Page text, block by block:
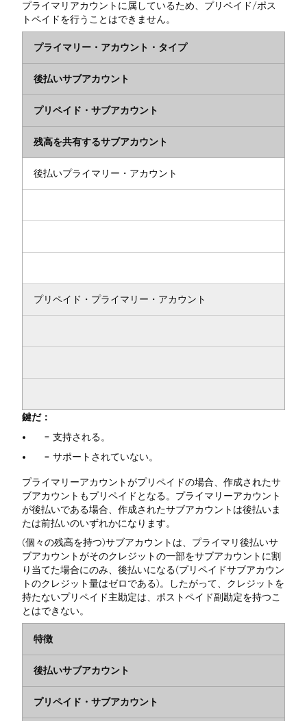
プライマリアカウントに属しているため、プリペイド/ポス
トペイドを行うことはできません。
プライマリー・アカウント・タイプ
後払いサブアカウント
プリペイド・サブアカウント
残高を共有するサブアカウント
後払いプライマリー・アカウント
プリペイド・プライマリー・アカウント
鍵だ：
= 支持される。
= サポートされていない。
プライマリーアカウントがプリペイドの場合、作成されたサ
ブアカウントもプリペイドとなる。プライマリーアカウント
が後払いである場合、作成されたサブアカウントは後払いま
たは前払いのいずれかになります。
(個々の残高を持つ)サブアカウントは、プライマリ後払いサ
ブアカウントがそのクレジットの一部をサブアカウントに割
り当てた場合にのみ、後払いになる(プリペイドサブアカウン
トのクレジット量はゼロである)。したがって、クレジットを
持たないプリペイド主勘定は、ポストペイド副勘定を持つこ
とはできない。
特徴
後払いサブアカウント
プリペイド・サブアカウント